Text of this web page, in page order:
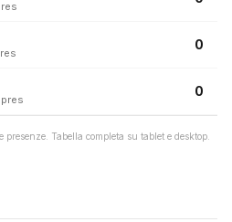
0
pres
0
Tabella completa su tablet e desktop.